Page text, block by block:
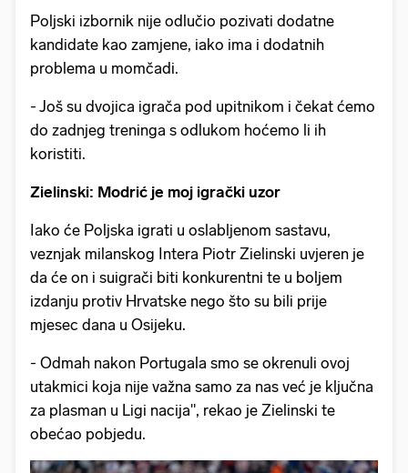
Poljski izbornik nije odlučio pozivati dodatne
kandidate kao zamjene, iako ima i dodatnih
problema u momčadi.
- Još su dvojica igrača pod upitnikom i čekat ćemo
do zadnjeg treninga s odlukom hoćemo li ih
koristiti.
Zielinski: Modrić je moj igrački uzor
Iako će Poljska igrati u oslabljenom sastavu,
veznjak milanskog Intera Piotr Zielinski uvjeren je
da će on i suigrači biti konkurentni te u boljem
izdanju protiv Hrvatske nego što su bili prije
mjesec dana u Osijeku.
- Odmah nakon Portugala smo se okrenuli ovoj
utakmici koja nije važna samo za nas već je ključna
za plasman u Ligi nacija", rekao je Zielinski te
obećao pobjedu.